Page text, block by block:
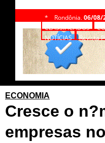
* Rondônia, 06/08/
CLASSIFICADOS
NOTÍCIAS
Revista
ECONOMIA
Cresce o
empresas